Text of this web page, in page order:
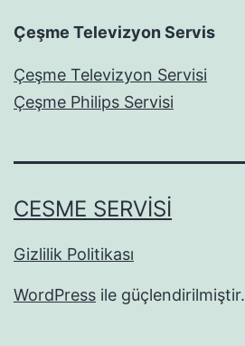
Çeşme Televizyon Servis
Çeşme Televizyon Servisi
Çeşme Philips Servisi
CESME SERVISI
Gizlilik Politikası
WordPress ile güçlendirilmiştir.